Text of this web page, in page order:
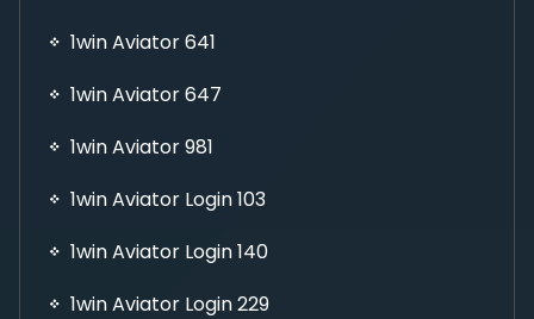
1win Aviator 641
1win Aviator 647
1win Aviator 981
1win Aviator Login 103
1win Aviator Login 140
1win Aviator Login 229